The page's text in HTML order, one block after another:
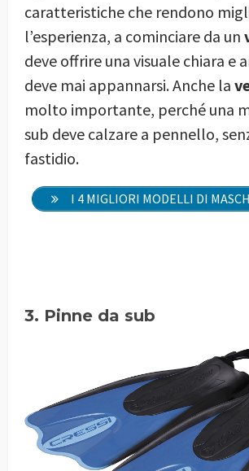
caratteristiche che rendono
l’esperienza, a cominciare da un
deve offrire una visuale chiara e
deve mai appannarsi. Anche la
molto importante, perché una
sub deve calzare a pennello,
fastidio.
I 4 MIGLIORI MODELLI DI
3. Pinne da sub